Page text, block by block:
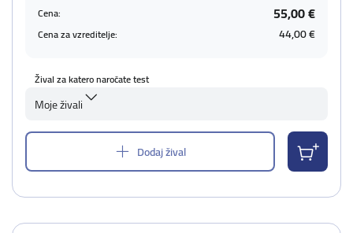
Cena: 55,00 €
Cena za vzreditelje: 44,00 €
Žival za katero naročate test
Moje živali
Dodaj žival